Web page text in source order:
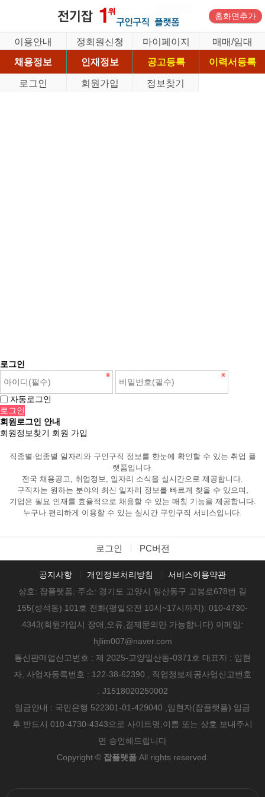
홈화면추가
이용안내 정회원신청 마이페이지
매매/임대
채용정보
인재정보 공고등록
이력서등록
로그인
회원가입 정보찾기
로그인
자동로그인
회원로그인 안내
회원정보찾기 회원 가입
직종별·업종별 일자리와 구인구직 정보를 한눈에 확인할 수 있는 취업 플
랫폼입니다.
전국 채용공고, 취업정보, 일자리 소식을 실시간으로 제공합니다.
구직자는 원하는 분야의 최신 일자리 정보를 빠르게 찾을 수 있으며,
기업은 필요 인재를 효율적으로 채용할 수 있는 매칭 기능을 제공합니다.
누구나 편리하게 이용할 수 있는 실시간 구인구직 서비스입니다.
로그인 PC버전
공지사항 개인정보처리방침
서비스이용약관
상호: 잡플랫폼, 주소: 경기도 고양시 일산동구 고봉로678번 길
155(성석동) 101호 전화(평일오전 10시~17시까지): 010-4730-
4343(회원가입시 장애,오류,결제문의만 가능합니다) 이메일:
hjlim007@naver.com
통신판매업신고번호 : 제 2025-고양일산동-0371호 대표자 : 임현
자, 사업자등록번호 : 122-38-62390 , 직업정보제공사업신고번호
: J1518020250002
임금안내 : 국민은행 522301-01-429040 ,임현자(잡플랫폼) 입금
후 반드시 010-4730-4343으로 사이트명,이름 또는 상호 보내주시
면 승인해드립니다
Copyright © 잡플랫폼 All rights reserved.